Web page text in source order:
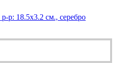
р: 18.5х3.2 см., серебро